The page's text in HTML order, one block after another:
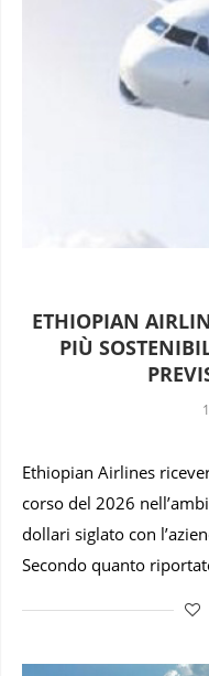
ETHIOPIAN
PIÙ
Ethiopian Airlines
corso del 2026
dollari siglato con
Secondo quanto